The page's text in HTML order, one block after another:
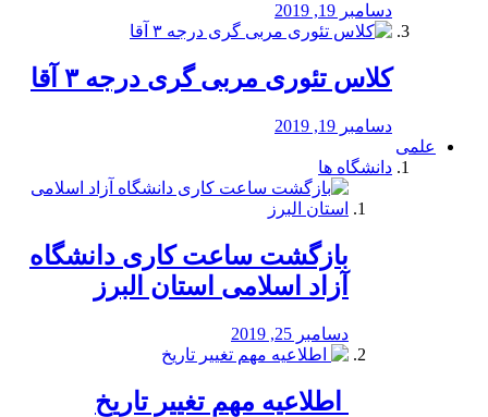
دسامبر 19, 2019
کلاس تئوری مربی گری درجه ۳ آقا
دسامبر 19, 2019
علمی
دانشگاه ها
بازگشت ساعت کاری دانشگاه
آزاد اسلامی استان البرز
دسامبر 25, 2019
️ اطلاعیه مهم تغییر تاریخ